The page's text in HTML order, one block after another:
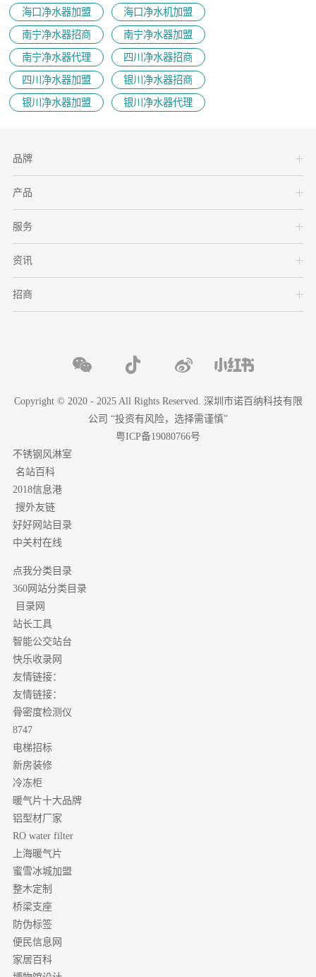
海口净水器加盟
海口净水机加盟
南宁净水器招商
南宁净水器加盟
南宁净水器代理
四川净水器招商
四川净水器加盟
银川净水器招商
银川净水器加盟
银川净水器代理
品牌
产品
服务
资讯
招商
Copyright © 2020 - 2025 All Rights Reserved. 深圳市诺百纳科技有限
公司 “投资有风险，选择需谨慎”
粤ICP备19080766号
不锈钢风淋室
名站百科
2018信息港
搜外友链
好好网站目录
中关村在线
点我分类目录
360网站分类目录
目录网
站长工具
智能公交站台
快乐收录网
友情链接：
友情链接：
骨密度检测仪
8747
电梯招标
新房装修
冷冻柜
暖气片十大品牌
铝型材厂家
RO water filter
上海暖气片
蜜雪冰城加盟
整木定制
桥梁支座
防伪标签
便民信息网
家居百科